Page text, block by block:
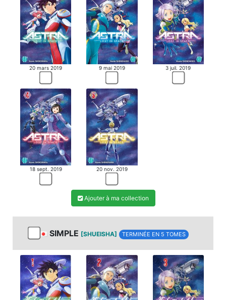
MANGA
20 mars 2019 9 mai 2019 3 juil. 2019
18 sept. 2019 20 nov. 2019
Ajouter à ma collection
SIMPLE [SHUEISHA] TERMINÉE EN 5 TOMES